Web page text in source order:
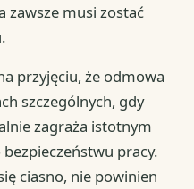
zawsze musi zostać
przyjęciu, że odmowa
szczególnych, gdy
zagraża istotnym
pracy.
ciasno, nie powinien